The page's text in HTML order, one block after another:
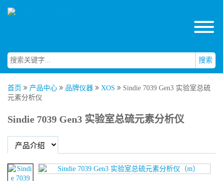
搜索
首页 产品中心 品牌仪器 XOS
Sindie 7039 Gen3 实验室总硫
元素分析仪
Sindie 7039 Gen3 实验室总硫元素分析仪